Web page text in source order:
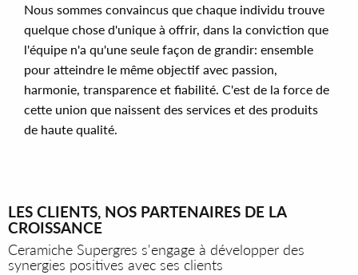
Nous sommes convaincus que chaque individu trouve
quelque chose d'unique à offrir, dans la conviction que
l'équipe n'a qu'une seule façon de grandir: ensemble
pour atteindre le même objectif avec passion,
harmonie, transparence et fiabilité. C'est de la force de
cette union que naissent des services et des produits
de haute qualité.
LES CLIENTS, NOS PARTENAIRES DE LA
CROISSANCE
Ceramiche Supergres s'engage à développer des
synergies positives avec ses clients